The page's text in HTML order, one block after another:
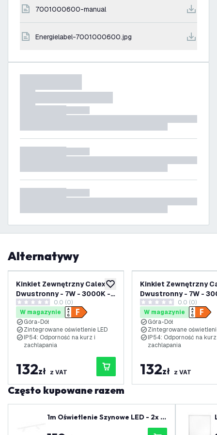
7001000600-manual
energielabel-7001000600.jpg
Alternatywy
dodaj do listy życzeń
Kinkiet Zewnętrzny Calex -
Dwustronny - 7W - 3000K -
IP54 - Czarny
0 Gwiazdki oceny
0.0 (0)
W magazynie
Góra-Dół
Zintegrowane oświetlenie LED
IP54: Odporność na kurz i
zachlapania
132zł z VAT
Kinkiet Zewnętrzny
Dwustronny - 7W -
IP54 - Rdza
0 Gwiazdki oceny
0.0 (0)
W magazynie
Góra-Dół
Zintegrowane
IP54: Odporność na
zachlapania
132zł z VAT
Często kupowane razem
1m Oświetlenie Szynowe LED - 2x R
eflektor Szynowy - Możliwość Przyc